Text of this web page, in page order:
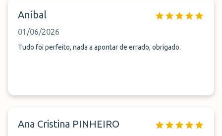
Aníbal
01/06/2026
Tudo foi perfeito, nada a apontar de errado, obrigado.
Ana Cristina PINHEIRO